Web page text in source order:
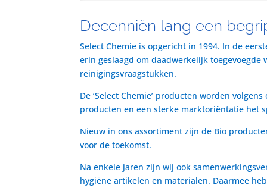
Decenniën lang een
Select Chemie is opgericht in 1994. In de
erin geslaagd om daadwerkelijk
reinigingsvraagstukken.
De ‘Select Chemie’ producten worden
producten en een sterke marktoriëntatie het
Nieuw in ons assortiment zijn de Bio
voor de toekomst.
Na enkele jaren zijn wij ook
hygiëne artikelen en materialen. Daarmee